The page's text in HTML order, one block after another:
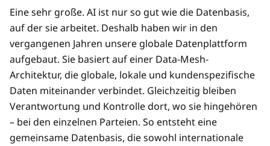
Eine sehr große. AI ist nur so gut wie die Datenbasis,
auf der sie arbeitet. Deshalb haben wir in den
vergangenen Jahren unsere globale Datenplattform
aufgebaut. Sie basiert auf einer Data-Mesh-
Architektur, die globale, lokale und kundenspezifische
Daten miteinander verbindet. Gleichzeitig bleiben
Verantwortung und Kontrolle dort, wo sie hingehören
– bei den einzelnen Parteien. So entsteht eine
gemeinsame Datenbasis, die sowohl internationale